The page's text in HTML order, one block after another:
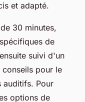
et adapté.
30 minutes,
de
suivi d'un
pour le
auditifs. Pour
options de